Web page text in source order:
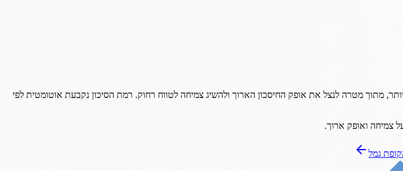
מתוך מטרה לנצל את אופק החיסכון הארוך ולהשיג צמיחה לטווח רחוק. רמת הסיכון נקבעת אוטומטית לפי
קופת גמל